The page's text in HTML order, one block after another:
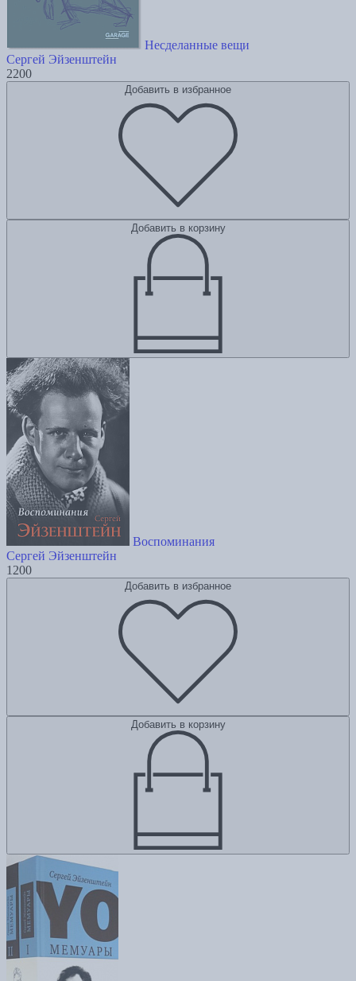
Несделанные вещи
Сергей Эйзенштейн
2200
Добавить в избранное
Добавить в корзину
Воспоминания
Сергей Эйзенштейн
1200
Добавить в избранное
Добавить в корзину